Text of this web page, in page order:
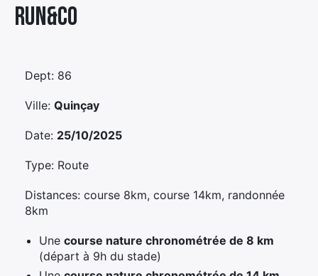
Run&co
Dept: 86
Ville: Quinçay
Date: 25/10/2025
Type: Route
Distances: course 8km, course 14km, randonnée
8km
Une course nature chronométrée de 8 km
(départ à 9h du stade)